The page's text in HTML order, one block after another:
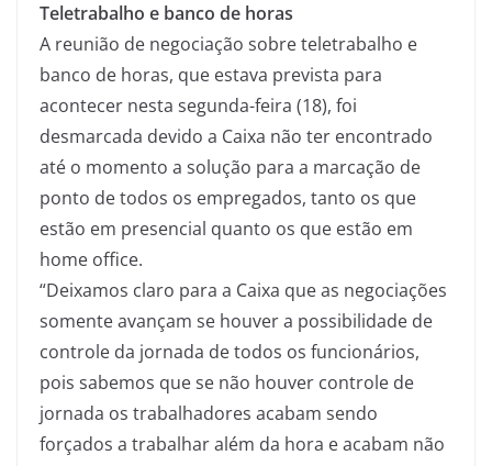
Teletrabalho e banco de horas
A reunião de negociação sobre teletrabalho e
banco de horas, que estava prevista para
acontecer nesta segunda-feira (18), foi
desmarcada devido a Caixa não ter encontrado
até o momento a solução para a marcação de
ponto de todos os empregados, tanto os que
estão em presencial quanto os que estão em
home office.
“Deixamos claro para a Caixa que as negociações
somente avançam se houver a possibilidade de
controle da jornada de todos os funcionários,
pois sabemos que se não houver controle de
jornada os trabalhadores acabam sendo
forçados a trabalhar além da hora e acabam não